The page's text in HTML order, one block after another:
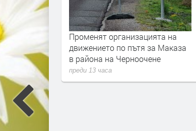
жена от
в Кърджали
Променят организацията на
движението по пътя за Маказа
в района на Черноочене
преди 13 часа